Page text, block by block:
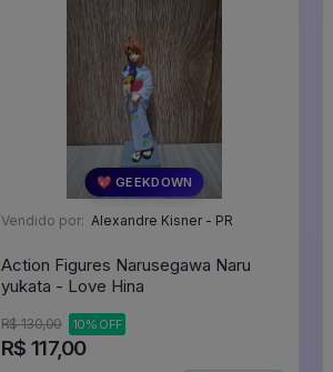
💖 GEEKDOWN
Vendido por: Alexandre Kisner - PR
Action Figures Narusegawa Naru
yukata - Love Hina
R$ 130,00 10% OFF
R$ 117,00